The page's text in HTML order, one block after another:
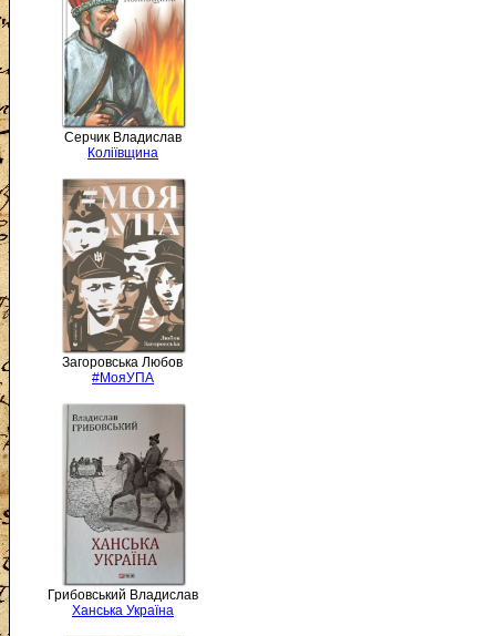
Серчик Владислав
Коліївщина
Загоровська Любов
#МояУПА
Грибовський Владислав
Ханська Україна